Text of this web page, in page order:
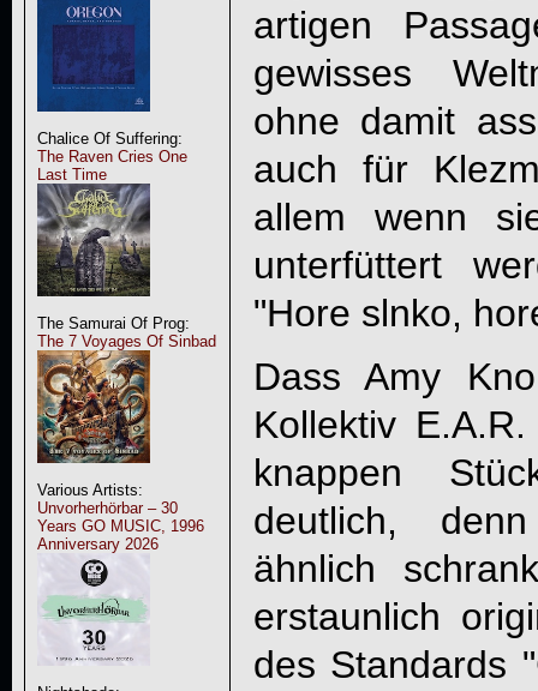
Chalice Of Suffering:
The Raven Cries One
Last Time
The Samurai Of Prog:
The 7 Voyages Of Sinbad
Various Artists:
Unvorherhörbar – 30
Years GO MUSIC, 1996
Anniversary 2026
artigen
gewisses
ohne damit
auch für
allem wenn
unterfüttert
"Hore slnko,
Dass Amy
Kollektiv
knappen
deutlich,
ähnlich
erstaunlich
des Standards